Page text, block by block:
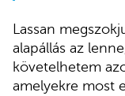
Lassan
alapállás az
követelhetem
amelyekre most